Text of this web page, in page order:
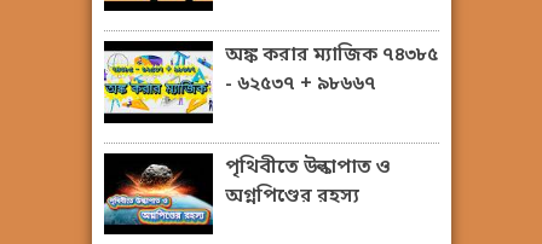
অঙ্ক করার ম্যাজিক ৭৪৩৮৫
- ৬২৫৩৭ + ৯৮৬৬৭
পৃথিবীতে উল্কাপাত ও
অগ্নপিণ্ডের রহস্য